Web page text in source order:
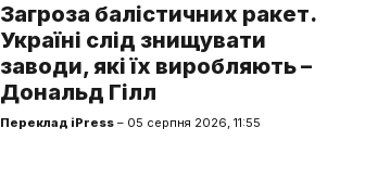
Загроза балістичних ракет.
Україні слід знищувати
заводи, які їх виробляють –
Дональд Гілл
Переклад iPress – 05 серпня 2026, 11:55